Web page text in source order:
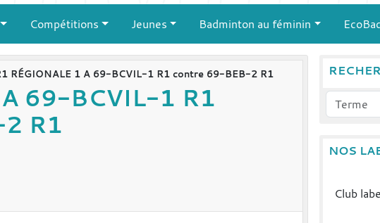
Compétitions Jeunes Badminton au féminin
RÉGIONALE 1 A 69-BCVIL-1 R1 contre 69-BEB-2 R1
69-BCVIL-1 R1
R1
NOS
Club